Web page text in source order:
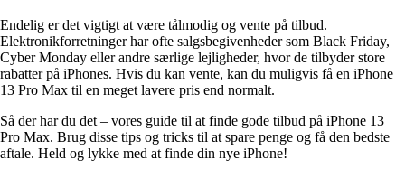
Endelig er det vigtigt at være tålmodig og vente på tilbud.
Elektronikforretninger har ofte salgsbegivenheder som Black Friday,
Cyber Monday eller andre særlige lejligheder, hvor de tilbyder store
rabatter på iPhones. Hvis du kan vente, kan du muligvis få en iPhone
13 Pro Max til en meget lavere pris end normalt.
Så der har du det – vores guide til at finde gode tilbud på iPhone 13
Pro Max. Brug disse tips og tricks til at spare penge og få den bedste
aftale. Held og lykke med at finde din nye iPhone!